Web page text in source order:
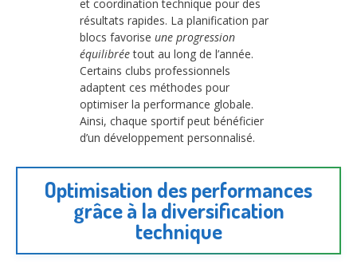
et coordination technique pour des
résultats rapides. La planification par
blocs favorise une progression
équilibréetout au long de l’année.
Certains clubs professionnels
adaptent ces méthodes pour
optimiser la performance globale.
Ainsi, chaque sportif peut bénéficier
d’un développement personnalisé.
Optimisation des performances
grâce à la diversification
technique